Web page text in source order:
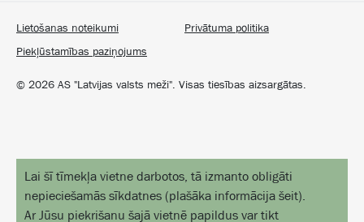
© 2026 AS "Latvijas valsts meži". Visas tiesības aizsargātas.
Lietošanas noteikumi
Privātuma politika
Piekļūstamības paziņojums
Lai šī tīmekļa vietne darbotos, tā izmanto obligāti
nepieciešamās sīkdatnes (plašāka informācija šeit).
Ar Jūsu piekrišanu šajā vietnē papildus var tikt